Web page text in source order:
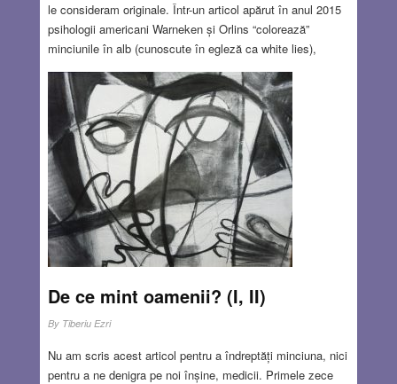
le consideram originale. Într-un articol apărut în anul 2015
psihologii americani Warneken și Orlins “colorează”
minciunile în alb (cunoscute în egleză ca white lies),
albastru și roșu. Ei dau ca exemplu de minciună albastră,
depoziția falsă a unor ofițeri de poliție cu scopul de a-și
proteja colegii de meserie. Aceiași autori folosesc
termenul de minciună roșie în cazul în care cineva minte
ca să-și protejeze un membru de familie. Alții descriu
patru culori ale minciunii: gri, albă, neagră și roșie
more…
MAY 30, 2019 2 COMMENTS
De ce mint oamenii? (I, II)
By Tiberiu Ezri
Nu am scris acest articol pentru a îndreptăți minciuna, nici
pentru a ne denigra pe noi înșine, medicii. Primele zece